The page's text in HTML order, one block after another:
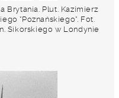
Brytania. Plut. Kazimierz
"Poznańskiego". Fot.
Sikorskiego w Londynie